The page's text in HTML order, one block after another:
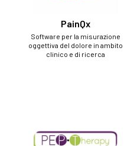
PainQx
Software per la misurazione
oggettiva del dolore in ambito
clinico e di ricerca